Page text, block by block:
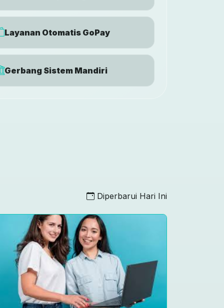
Layanan Otomatis GoPay
Gerbang Sistem Mandiri
Diperbarui Hari Ini